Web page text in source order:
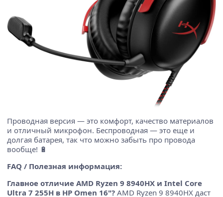
Проводная версия — это комфорт, качество материалов
и отличный микрофон. Беспроводная — это еще и
долгая батарея, так что можно забыть про провода
вообще! 🔋
FAQ / Полезная информация:
Главное отличие AMD Ryzen 9 8940HX и Intel Core
Ultra 7 255H в HP Omen 16"? AMD Ryzen 9 8940HX даст